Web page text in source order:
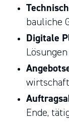
bauliche
Digitale
Ende,